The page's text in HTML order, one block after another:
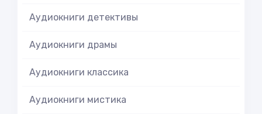
Аудиокниги детективы
Аудиокниги драмы
Аудиокниги классика
Аудиокниги мистика